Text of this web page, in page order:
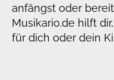
anfängst oder
Musikario.de hilft
für dich oder dein